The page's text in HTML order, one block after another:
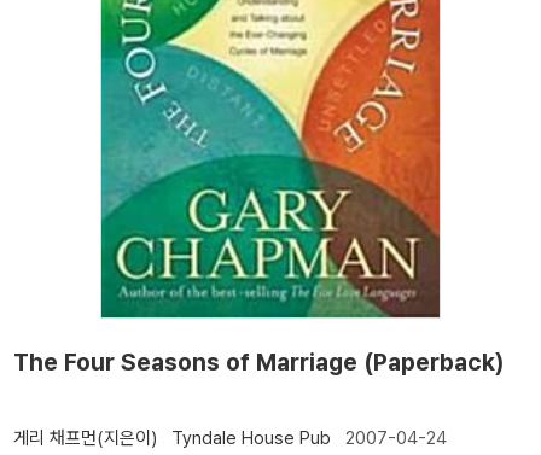
The Four Seasons of Marriage (Paperback)
게리 채프먼(지은이) Tyndale House Pub 2007-04-24